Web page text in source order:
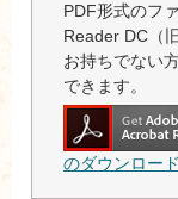
PDF形式のフ
Reader DC（
お持ちでない
できます。
のダウンロー